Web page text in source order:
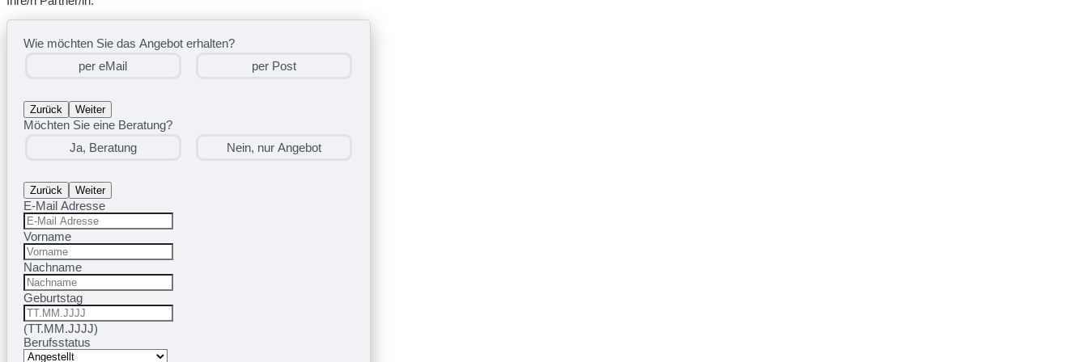
Wie möchten Sie das Angebot erhalten?
per eMail
per Post
Zurück Weiter
Möchten Sie eine Beratung?
Ja, Beratung
Nein, nur Angebot
Zurück Weiter
E-Mail Adresse
Vorname
Nachname
Geburtstag
(TT.MM.JJJJ)
Berufsstatus